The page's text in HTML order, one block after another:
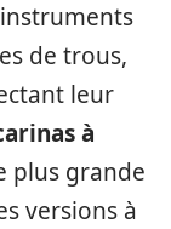
de trous,
leur
à
plus grande
versions à